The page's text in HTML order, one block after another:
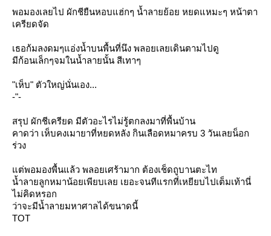
พอมองเลยไป ผักชียืนหอบแฮ่กๆ น้ำลายย้อย หยดแหมะๆ หน้าตา
เครียดจัด
เธอก้มลงดมๆแอ่งน้ำบนพื้นที่นึง พลอยเลยเดินตามไปดู
มีก้อนเล็กๆจมในน้ำลายนั้น สีเทาๆ
"เห็บ" ตัวใหญ่นั่นเอง...
-"-
สรุป ผักชีเครียด มีตัวอะไรไม่รู้ตกลงมาที่พื้นบ้าน
คาดว่า เห็บคงเมายาที่หยดหลัง กินเลือดหมาครบ 3 วันเลยน็อก
ร่วง
ต่พอมองพื้นแล้ว พลอยเศร้ามาก ต้องเช็ดถูบานตะไท
น้ำลายลูกหมาน้อยเพียบเลย เยอะจนทีแรกที่เหยียบไปเต็มเท้านี่
ไม่คิดหรอก
ว่าจะมีน้ำลายมหาศาลได้ขนาดนี้
TOT